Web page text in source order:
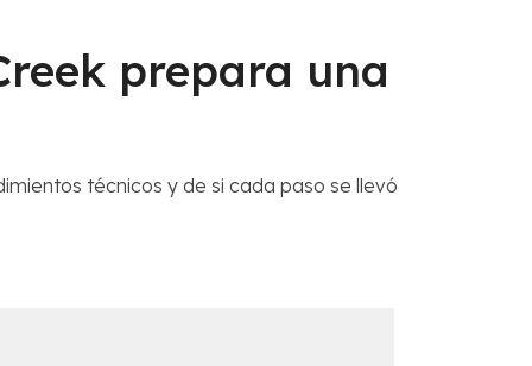
prepara una
técnicos y de si cada paso se llevó